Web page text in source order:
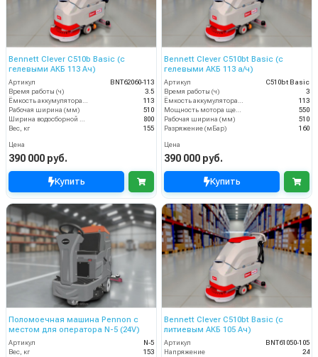
Bennett Clever C510b Basic (с
гелевыми АКБ 113 Ач)
Артикул
BNT62060-113
Время работы (ч)
3.5
113
Рабочая ширина (мм)
510
800
Вес, кг
155
Цена
390 000 руб.
Купить
Bennett Clever C510bt Basic (с
гелевыми АКБ 113 а/ч)
Артикул
C510bt Basic
Время работы (ч)
3
113
550
Рабочая ширина (мм)
510
Разряжение (мБар)
160
Цена
390 000 руб.
Купить
Поломоечная машина Pennon с
местом для оператора N-5 (24V)
Артикул
N-5
Вес, кг
153
Bennett Clever C510bt Basic (с
литиевым АКБ 105 Ач)
Артикул
BNT61050-105
Напряжение
24